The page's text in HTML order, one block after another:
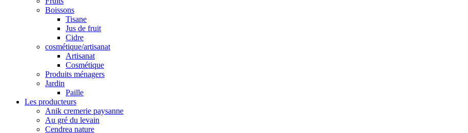
Boissons
Tisane
Jus de fruit
Cidre
cosmétique/artisanat
Artisanat
Cosmétique
Produits ménagers
Jardin
Paille
Les producteurs
Anik cremerie paysanne
Au gré du levain
Cendrea nature